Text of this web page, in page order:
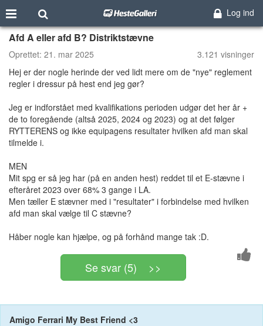
Log ind
Afd A eller afd B? Distriktstævne
Oprettet: 21. mar 2025
3.121 visninger
Hej er der nogle herinde der ved lidt mere om de "nye" reglement
regler i dressur på hest end jeg gør?
Jeg er indforstået med kvalifikations perioden udgør det her år +
de to foregående (altså 2025, 2024 og 2023) og at det følger
RYTTERENS og ikke equipagens resultater hvilken afd man skal
tilmelde i.
MEN
Mit spg er så jeg har (på en anden hest) reddet til et E-stævne i
efteråret 2023 over 68% 3 gange i LA.
Men tæller E stævner med i "resultater" i forbindelse med hvilken
afd man skal vælge til C stævne?
Håber nogle kan hjælpe, og på forhånd mange tak :D.
Se svar (5) >>
Amigo Ferrari My Best Friend <3